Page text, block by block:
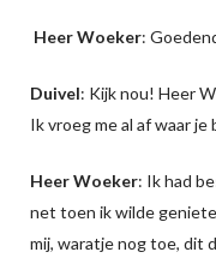
Heer Woeker:
Duivel: Kijk nou! Heer
Ik vroeg me al af waar je
Heer Woeker: Ik had
net toen ik wilde
mij, waratje nog toe, dit